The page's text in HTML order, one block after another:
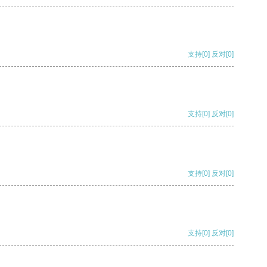
支持[0] 反对[0]
支持[0] 反对[0]
支持[0] 反对[0]
支持[0] 反对[0]